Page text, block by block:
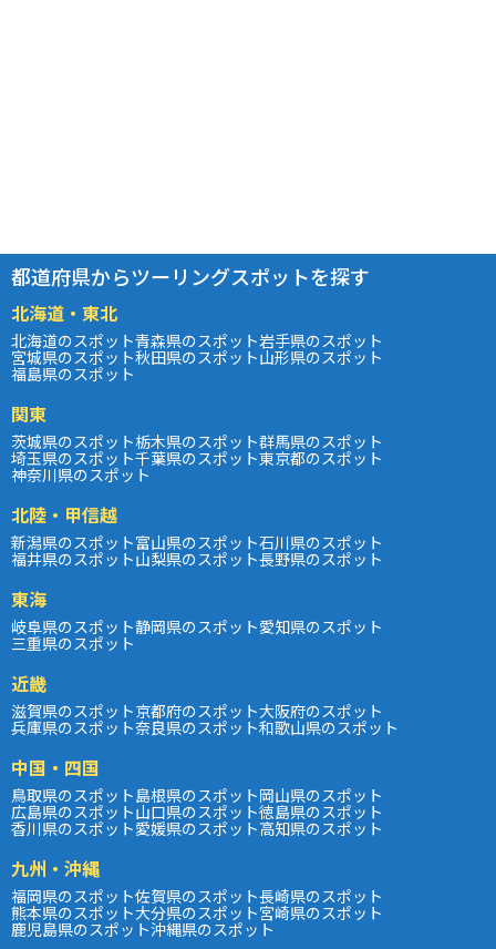
都道府県からツーリングスポットを探す
北海道・東北
北海道のスポット青森県のスポット岩手県のスポット
宮城県のスポット秋田県のスポット山形県のスポット
福島県のスポット
関東
茨城県のスポット栃木県のスポット群馬県のスポット
埼玉県のスポット千葉県のスポット東京都のスポット
神奈川県のスポット
北陸・甲信越
新潟県のスポット富山県のスポット石川県のスポット
福井県のスポット山梨県のスポット長野県のスポット
東海
岐阜県のスポット静岡県のスポット愛知県のスポット
三重県のスポット
近畿
滋賀県のスポット京都府のスポット大阪府のスポット
兵庫県のスポット奈良県のスポット和歌山県のスポット
中国・四国
鳥取県のスポット島根県のスポット岡山県のスポット
広島県のスポット山口県のスポット徳島県のスポット
香川県のスポット愛媛県のスポット高知県のスポット
九州・沖縄
福岡県のスポット佐賀県のスポット長崎県のスポット
熊本県のスポット大分県のスポット宮崎県のスポット
鹿児島県のスポット沖縄県のスポット